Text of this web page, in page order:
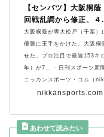
nikkansports.com
【センバツ】大阪桐
回戦乱調から修正、４
大阪桐蔭が専大松戸（千葉）
優勝に王手をかけた。大阪桐
せた。プロ注目で最速153キ
年）が7… - 日刊スポーツ新
ニッカンスポーツ・コム（